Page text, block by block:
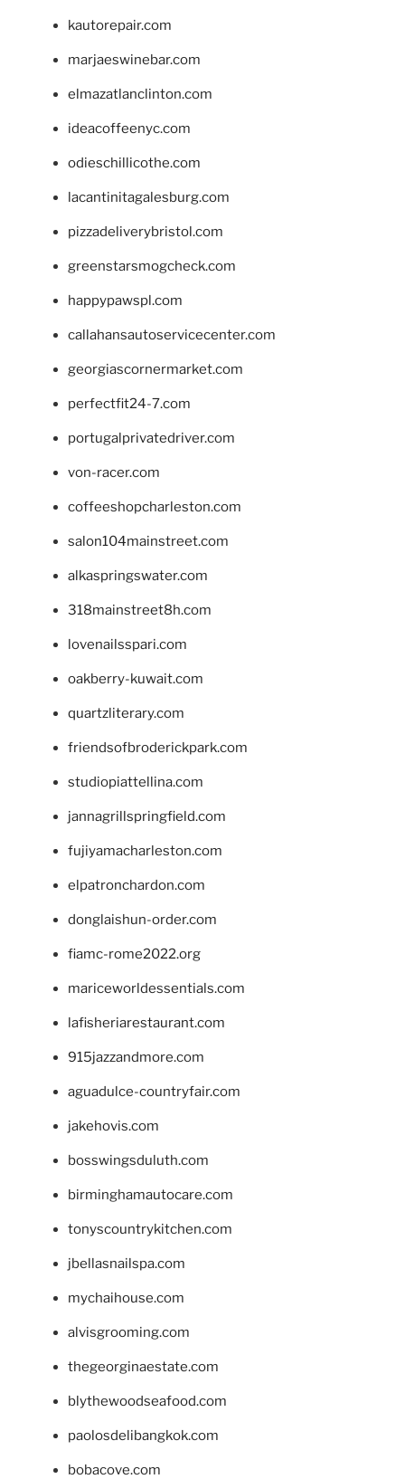
kautorepair.com
marjaeswinebar.com
elmazatlanclinton.com
ideacoffeenyc.com
odieschillicothe.com
lacantinitagalesburg.com
pizzadeliverybristol.com
greenstarsmogcheck.com
happypawspl.com
callahansautoservicecenter.com
georgiascornermarket.com
perfectfit24-7.com
portugalprivatedriver.com
von-racer.com
coffeeshopcharleston.com
salon104mainstreet.com
alkaspringswater.com
318mainstreet8h.com
lovenailsspari.com
oakberry-kuwait.com
quartzliterary.com
friendsofbroderickpark.com
studiopiattellina.com
jannagrillspringfield.com
fujiyamacharleston.com
elpatronchardon.com
donglaishun-order.com
fiamc-rome2022.org
mariceworldessentials.com
lafisheriarestaurant.com
915jazzandmore.com
aguadulce-countryfair.com
jakehovis.com
bosswingsduluth.com
birminghamautocare.com
tonyscountrykitchen.com
jbellasnailspa.com
mychaihouse.com
alvisgrooming.com
thegeorginaestate.com
blythewoodseafood.com
paolosdelibangkok.com
bobacove.com